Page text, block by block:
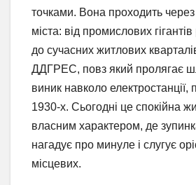
точками. Вона проходить через
міста: від промислових
до сучасних житлових
ДДГРЕС, повз який пролягає
виник навколо електростанції,
1930-х. Сьогодні це спокійна
власним характером, де
нагадує про минуле і слугує
місцевих.